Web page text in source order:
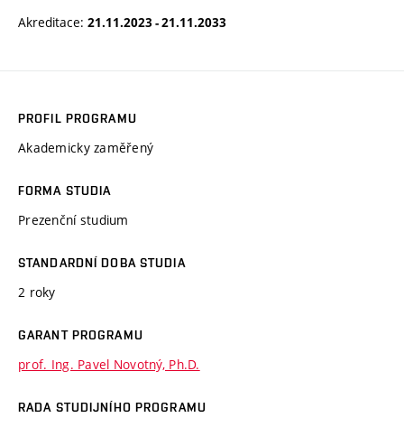
Akreditace: 21.11.2023 - 21.11.2033
PROFIL PROGRAMU
Akademicky zaměřený
FORMA STUDIA
Prezenční studium
STANDARDNÍ DOBA STUDIA
2 roky
GARANT PROGRAMU
prof. Ing. Pavel Novotný, Ph.D.
RADA STUDIJNÍHO PROGRAMU